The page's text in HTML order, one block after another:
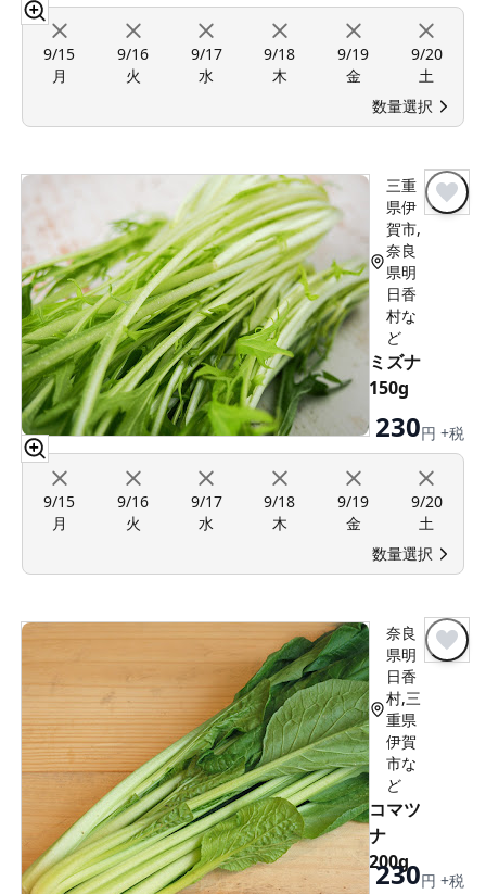
9/15
月
9/16
火
9/17
水
9/18
木
9/19
金
9/20
土
数量選択
三重
県伊
賀市,
奈良
県明
日香
村な
ど
ミズナ
150g
230円 +税
9/15
月
9/16
火
9/17
水
9/18
木
9/19
金
9/20
土
数量選択
奈良
県明
日香
村,三
重県
伊賀
市な
ど
コマツ
ナ
200g
230円 +税